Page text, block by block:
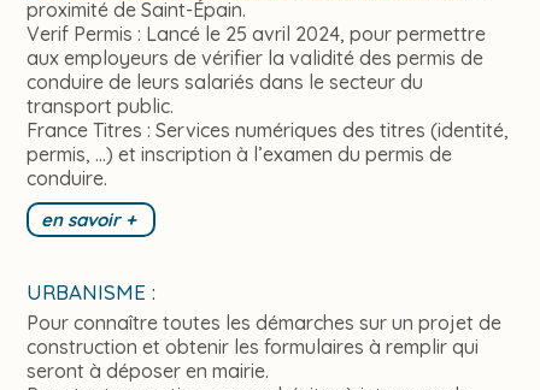
proximité de Saint-Épain.
Verif Permis : Lancé le 25 avril 2024, pour permettre
aux employeurs de vérifier la validité des permis de
conduire de leurs salariés dans le secteur du
transport public.
France Titres : Services numériques des titres (identité,
permis, …) et inscription à l’examen du permis de
conduire.
en savoir +
URBANISME :
Pour connaître toutes les démarches sur un projet de
construction et obtenir les formulaires à remplir qui
seront à déposer en mairie.